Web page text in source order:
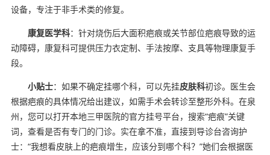
设备，专注于非手术类的修复。
康复医学科：针对烧伤后大面积疤痕或关节部位疤痕导致的运
动障碍，康复科可提供压力衣定制、手法按摩、支具等物理康复手
段。
小贴士：如果不确定挂哪个科，可以先挂皮肤科初诊。医生会
根据疤痕的具体情况给出建议，如需手术会转诊至整形外科。在泉
州，您可以打开本地三甲医院的官方挂号平台，搜索“疤痕”关键
词，查看是否有专门的门诊。实在拿不准，直接到导诊台咨询护
士：“我想看皮肤上的疤痕增生，应该分到哪个科？”她们会根据医